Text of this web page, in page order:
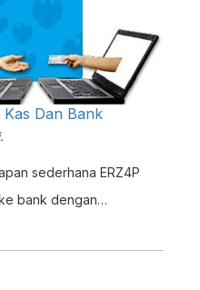
Dan Bank
sederhana ERZ4P
bank dengan
yang terdapat pada